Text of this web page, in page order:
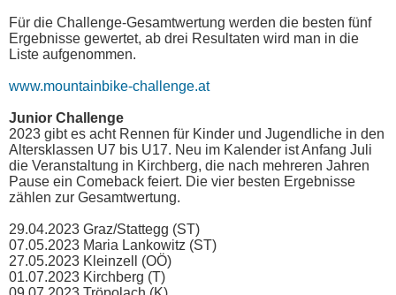
Für die Challenge-Gesamtwertung werden die besten fünf
Ergebnisse gewertet, ab drei Resultaten wird man in die
Liste aufgenommen.
www.mountainbike-challenge.at
Junior Challenge
2023 gibt es acht Rennen für Kinder und Jugendliche in den
Altersklassen U7 bis U17. Neu im Kalender ist Anfang Juli
die Veranstaltung in Kirchberg, die nach mehreren Jahren
Pause ein Comeback feiert. Die vier besten Ergebnisse
zählen zur Gesamtwertung.
29.04.2023 Graz/Stattegg (ST)
07.05.2023 Maria Lankowitz (ST)
27.05.2023 Kleinzell (OÖ)
01.07.2023 Kirchberg (T)